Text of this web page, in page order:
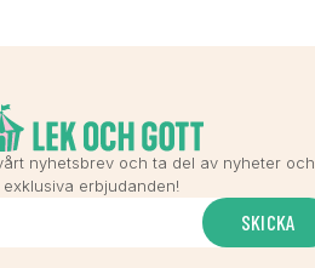
nyhetsbrev och ta del av nyheter och
exklusiva erbjudanden!
SKICKA